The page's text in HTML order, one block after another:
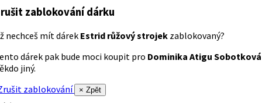
zablokování dárku
nechceš mít dárek Estrid růžový strojek zablokovaný?
dárek pak bude moci koupit pro Dominika Atigu Sobotková
jiný.
zablokování
× Zpět